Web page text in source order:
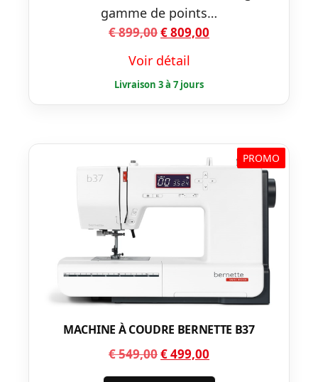
gamme de points…
€899,00Le
initial
était :
€ 899,00.
€809,00
€ 809,00.
Voir détail
PROMO
MACHINE À COUDRE BERNETTE B37
€549,00Le
prix
€499,00
prix